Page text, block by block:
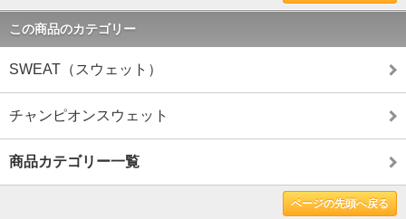
この商品のカテゴリー
SWEAT（スウェット）
チャンピオンスウェット
商品カテゴリー一覧
ページの先頭へ戻る